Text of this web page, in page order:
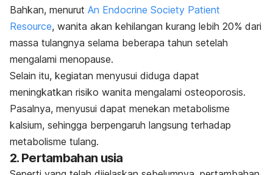
Bahkan, menurut An Endocrine Society Patient
Resource, wanita akan kehilangan kurang lebih 20% dari
massa tulangnya selama beberapa tahun setelah
mengalami menopause.
Selain itu, kegiatan menyusui diduga dapat
meningkatkan risiko wanita mengalami osteoporosis.
Pasalnya, menyusui dapat menekan metabolisme
kalsium, sehingga berpengaruh langsung terhadap
metabolisme tulang.
2. Pertambahan usia